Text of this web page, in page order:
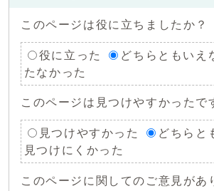
このページは役に立ちましたか？
役に立った どちらともいえ
たなかった
このページは見つけやすかったで
見つけやすかった
どちらと
見つけにくかった
このページに関してのご意見があ